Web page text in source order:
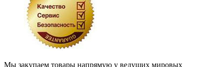
Мы закупаем товары напрямую у ведущих мировых